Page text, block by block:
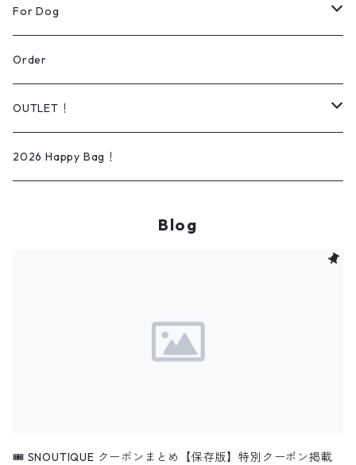
ニット
【Original】
バッグ
シューズ
ソックス
タオル
ラインアート
リアルデザイン
オーダー可能商品
イラスト/ペイントアート
For Dog
Wear
Daily wear
Rain wear
Dog lead＆Harness
Bed
Order
OUTLET！
iPhone ケース
2026 Happy Bag！
Blog
🎟️ SNOUTIQUE クーポンまとめ【保存版】特別クーポン掲載